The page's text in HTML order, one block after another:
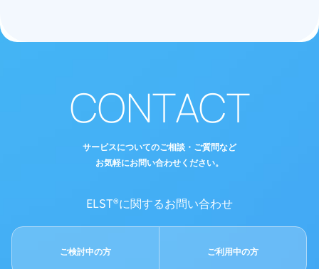
CONTACT
サービスについてのご相談・ご質問など
お気軽にお問い合わせください。
ELST®に関するお問い合わせ
ご検討中の方 ご利用中の方